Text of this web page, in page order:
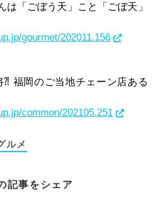
は「ごぼう天」こと「ごぼ天」
gourmet/202011.156
福岡のご当地チェーン店ある
common/202105.251
ルメ
記事をシェア